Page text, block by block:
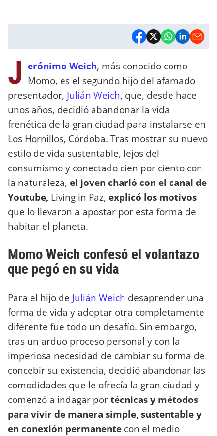
J erónimo Weich, más conocido como
Momo, es el segundo hijo del afamado
presentador, Julián Weich, que, desde hace
unos años, decidió abandonar la vida
frenética de la gran ciudad para instalarse en
Los Hornillos, Córdoba. Tras mostrar su nuevo
estilo de vida sustentable, lejos del
consumismo y conectado cien por ciento con
la naturaleza, el joven charló con el canal de
Youtube, Living in Paz, explicó los motivos
que lo llevaron a apostar por esta forma de
habitar el planeta.
Momo Weich confesó el volantazo
que pegó en su vida
Para el hijo de Julián Weich desaprender una
forma de vida y adoptar otra completamente
diferente fue todo un desafío. Sin embargo,
tras un arduo proceso personal y con la
imperiosa necesidad de cambiar su forma de
concebir su existencia, decidió abandonar las
comodidades que le ofrecía la gran ciudad y
comenzó a indagar portécnicas y métodos
para vivir de manera simple, sustentable y
en conexión permanente con el medio